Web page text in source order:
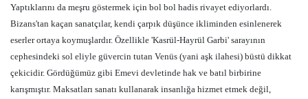
Yaptıklarını da meşru göstermek için bol bol hadis rivayet ediyorlardı.
Bizans'tan kaçan sanatçılar, kendi çarpık düşünce ikliminden esinlenerek
eserler ortaya koymuşlardır. Özellikle 'Kasrül-Hayrül Garbi' sarayının
cephesindeki sol eliyle güvercin tutan Venüs (yani aşk ilahesi) büstü dikkat
çekicidir. Gördüğümüz gibi Emevi devletinde hak ve batıl birbirine
karışmıştır. Maksatları sanatı kullanarak insanlığa hizmet etmek değil,